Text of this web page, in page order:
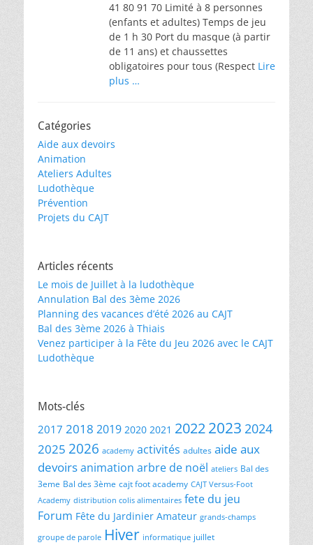
41 80 91 70 Limité à 8 personnes
(enfants et adultes) Temps de jeu
de 1 h 30 Port du masque (à partir
de 11 ans) et chaussettes
obligatoires pour tous (Respect Lire
plus …
Catégories
Aide aux devoirs
Animation
Ateliers Adultes
Ludothèque
Prévention
Projets du CAJT
Articles récents
Le mois de Juillet à la ludothèque
Annulation Bal des 3ème 2026
Planning des vacances d’été 2026 au CAJT
Bal des 3ème 2026 à Thiais
Venez participer à la Fête du Jeu 2026 avec le CAJT
Ludothèque
Mots-clés
2017 2018 2019 2020 2021 20222023 2024
2025 2026 academy activités adultes aide aux
devoirsanimation arbre de noël ateliers Bal des
3eme Bal des 3ème cajt foot academy CAJT Versus-Foot
Academy distribution colis alimentaires fete du jeu
Forum Fête du Jardinier Amateur grands-champs
groupe de parole Hiver informatique juillet